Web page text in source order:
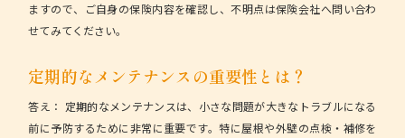
ますので、ご自身の保険内容を確認し、不明点は保険会社へ問い合わ
せてみてください。
定期的なメンテナンスの重要性とは？
答え： 定期的なメンテナンスは、小さな問題が大きなトラブルになる
前に予防するために非常に重要です。特に屋根や外壁の点検・補修を